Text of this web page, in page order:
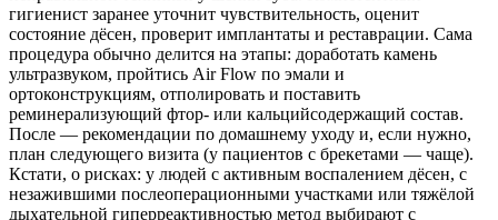
гигиенист заранее уточнит чувствительность, оценит
состояние дёсен, проверит имплантаты и реставрации. Сама
процедура обычно делится на этапы: доработать камень
ультразвуком, пройтись Air Flow по эмали и
ортоконструкциям, отполировать и поставить
реминерализующий фтор- или кальцийсодержащий состав.
После — рекомендации по домашнему уходу и, если нужно,
план следующего визита (у пациентов с брекетами — чаще).
Кстати, о рисках: у людей с активным воспалением дёсен, с
незажившими послеоперационными участками или тяжёлой
дыхательной гиперреактивностью метод выбирают с